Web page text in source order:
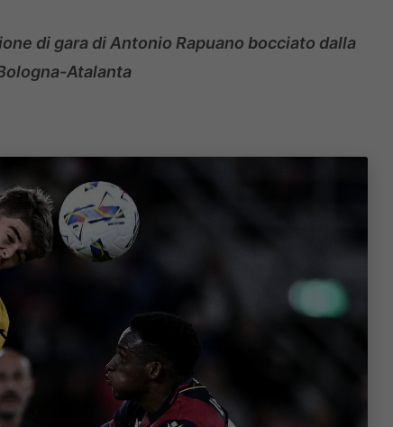
di gara di Antonio Rapuano bocciato dalla
Atalanta